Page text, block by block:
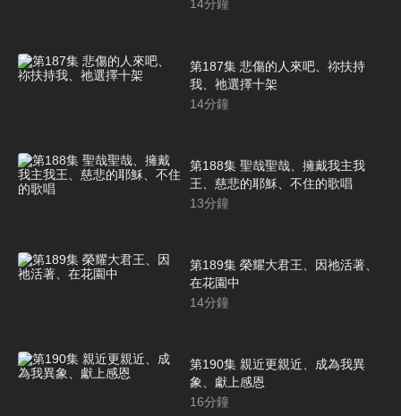
14分鐘
第187集 悲傷的人來吧、祢扶持
我、祂選擇十架
14分鐘
第188集 聖哉聖哉、擁戴我主我
王、慈悲的耶穌、不住的歌唱
13分鐘
第189集 榮耀大君王、因祂活著、
在花園中
14分鐘
第190集 親近更親近、成為我異
象、獻上感恩
16分鐘